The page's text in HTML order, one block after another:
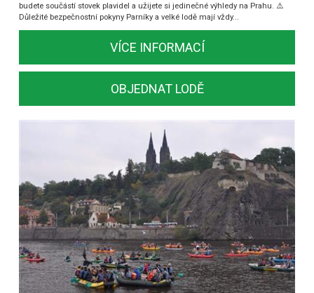
budete součástí stovek plavidel a užijete si jedinečné výhledy na Prahu. ⚠️
Důležité bezpečnostní pokyny Parníky a velké lodě mají vždy...
VÍCE INFORMACÍ
OBJEDNAT LODĚ